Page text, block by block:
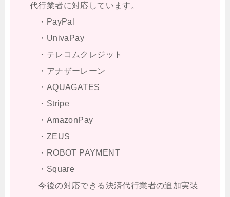
代行業者に対応しています。
・PayPal
・UnivaPay
・テレコムクレジット
・アナザーレーン
・AQUAGATES
・Stripe
・AmazonPay
・ZEUS
・ROBOT PAYMENT
・Square
今後の対応できる決済代行業者の追加実装